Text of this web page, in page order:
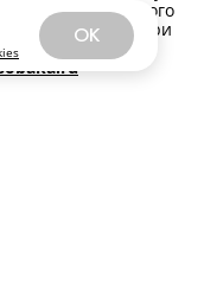
OK
данного
разрешения. При
обязательна.